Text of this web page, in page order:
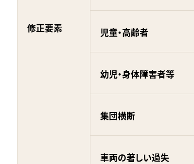
修正要素 児童・高齢者
幼児・身体障害者等
集団横断
車両の著しい過失